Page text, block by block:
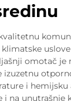
klimatske
omotač je
i hemijsku
i na unutrašnje